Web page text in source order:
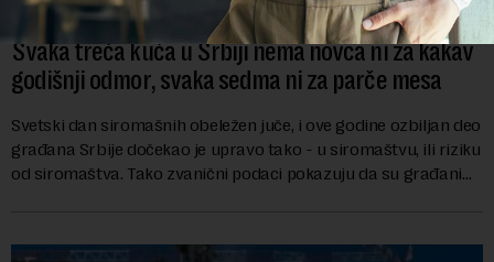
Svaka treća kuća u Srbiji nema novca ni za kakav
godišnji odmor, svaka sedma ni za parče mesa
Svetski dan siromašnih obeležen juče, i ove godine ozbiljan deo
građana Srbije dočekao je upravo tako - u siromaštvu, ili riziku
od siromaštva. Tako zvanični podaci pokazuju da su građani